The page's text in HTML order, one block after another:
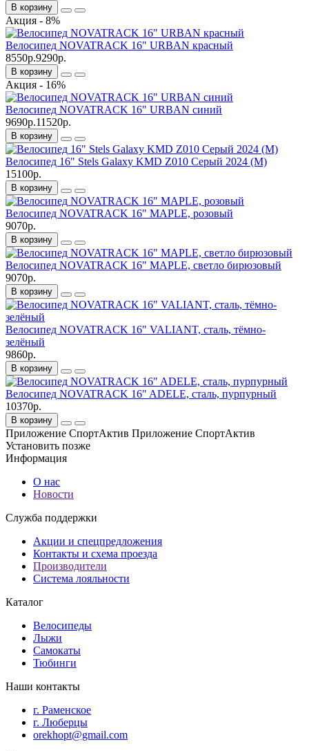
В корзину
Акция - 8%
Велосипед NOVATRACK 16" URBAN красный
8550р.9290р.
В корзину
Акция - 16%
Велосипед NOVATRACK 16" URBAN синий
9690р.11520р.
В корзину
Велосипед 16" Stels Galaxy KMD Z010 Серый 2024 (М)
15100р.
В корзину
Велосипед NOVATRACK 16" MAPLE, розовый
9070р.
В корзину
Велосипед NOVATRACK 16" MAPLE, светло бирюзовый
9070р.
В корзину
Велосипед NOVATRACK 16" VALIANT, сталь, тёмно-
зелёный
9860р.
В корзину
Велосипед NOVATRACK 16" ADELE, сталь, пурпурный
10370р.
В корзину
Приложение СпортАктив Приложение СпортАктив
Установить позже
Информация
О нас
Новости
Служба поддержки
Акции и спецпредложения
Контакты и схема проезда
Производители
Система лояльности
Каталог
Велосипеды
Лыжи
Самокаты
Тюбинги
Наши контакты
г. Раменское
г. Люберцы
orekhopt@gmail.com